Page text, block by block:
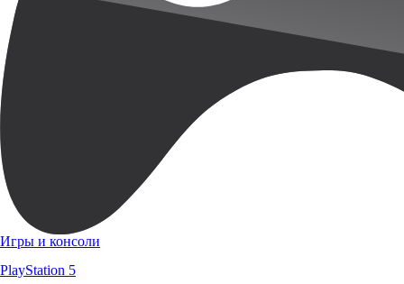
Игры и консоли
PlayStation 5